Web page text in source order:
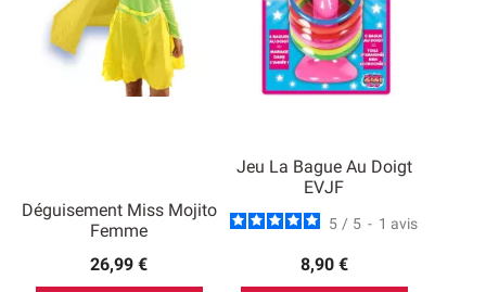
Déguisement Miss Mojito
Femme
26,99 €
Jeu La Bague Au Doigt
EVJF
5 / 5 - 1 avis
8,90 €